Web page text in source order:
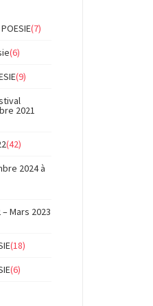
(7)
(6)
(9)
2021
(42)
2024 à
Mars 2023
(18)
(6)